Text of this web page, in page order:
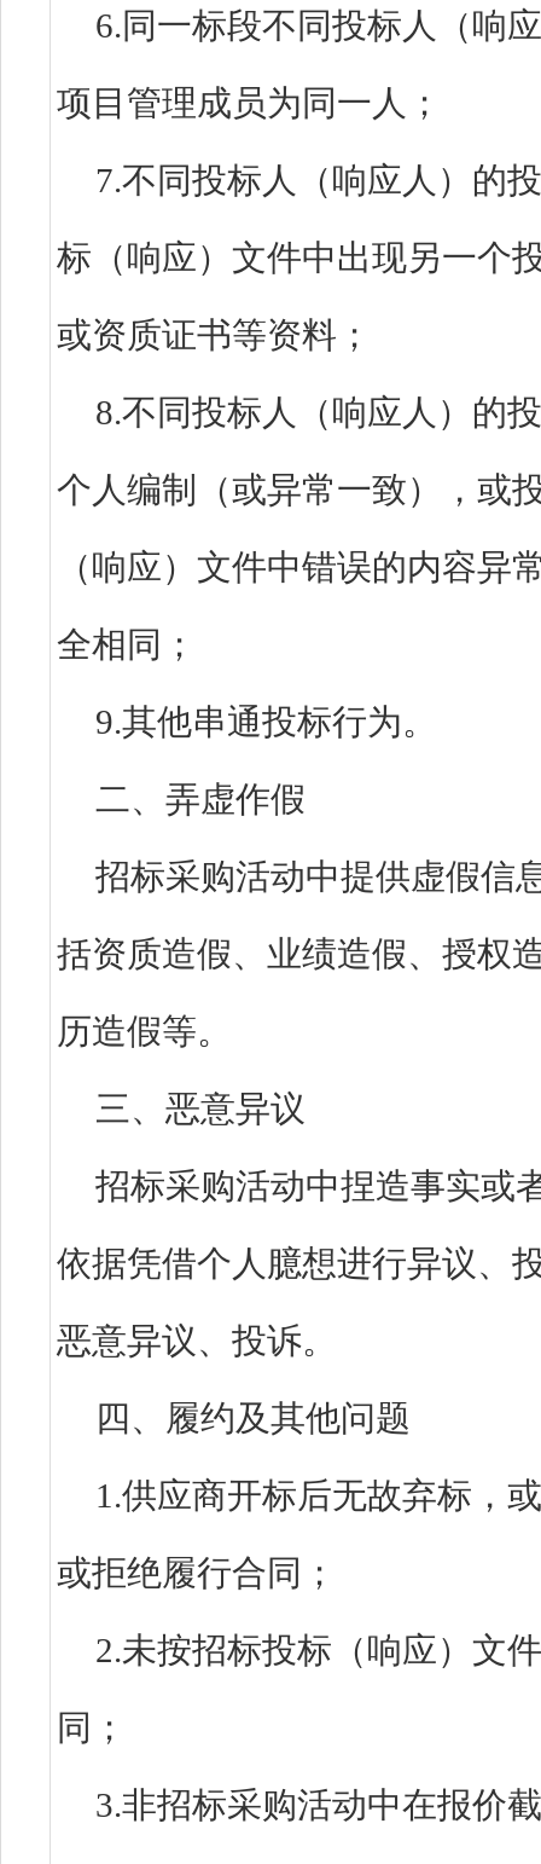
6.同一标段不同投标人（响
项目管理成员为同一人
7.不同投标人（响应人）的
标（响应）文件中出现另一个
或资质证书等资料；
8.不同投标人（响应人）的
个人编制（或异常一致），或
（响应）文件中错误的内容异
全相同；
9.其他串通投标行为。
二、弄虚作假
招标采购活动中提供虚假信
括资质造假、业绩造假、授权
历造假等。
三、恶意异议
招标采购活动中捏造事实或
依据凭借个人臆想进行异议、
恶意异议、投诉。
四、履约及其他问题
1.供应商开标后无故弃标，
或拒绝履行合同；
2.未按招标投标（响应）文
同；
3.非招标采购活动中在报价